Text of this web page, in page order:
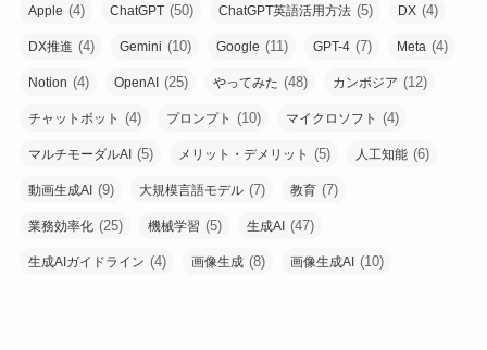
Apple (4) ChatGPT (50) ChatGPT英語活用方法 (5) DX (4)
DX推進 (4) Gemini (10) Google (11) GPT-4 (7) Meta (4)
Notion (4) OpenAI (25) やってみた (48) カンボジア (12)
チャットボット (4) プロンプト (10) マイクロソフト (4)
マルチモーダルAI (5) メリット・デメリット (5) 人工知能 (6)
動画生成AI (9) 大規模言語モデル (7) 教育 (7)
業務効率化 (25) 機械学習 (5) 生成AI (47)
生成AIガイドライン (4) 画像生成 (8) 画像生成AI (10)